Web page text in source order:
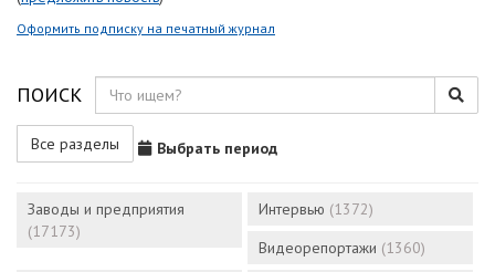
Оформить подписку на печатный журнал
ПОИСК
Все разделы Выбрать период
Заводы и предприятия
(17173)
Интервью (1372)
Видеорепортажи (1360)